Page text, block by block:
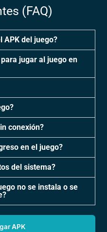
(FAQ)
APK del juego?
jugar al juego en
conexión?
en el juego?
del sistema?
no se instala o se
APK